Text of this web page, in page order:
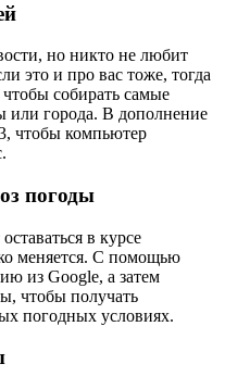
но никто не любит
это и про вас тоже, тогда
чтобы собирать самые
или города. В дополнение
чтобы компьютер
погоды
в курсе
меняется. С помощью
из Google, а затем
чтобы получать
погодных условиях.